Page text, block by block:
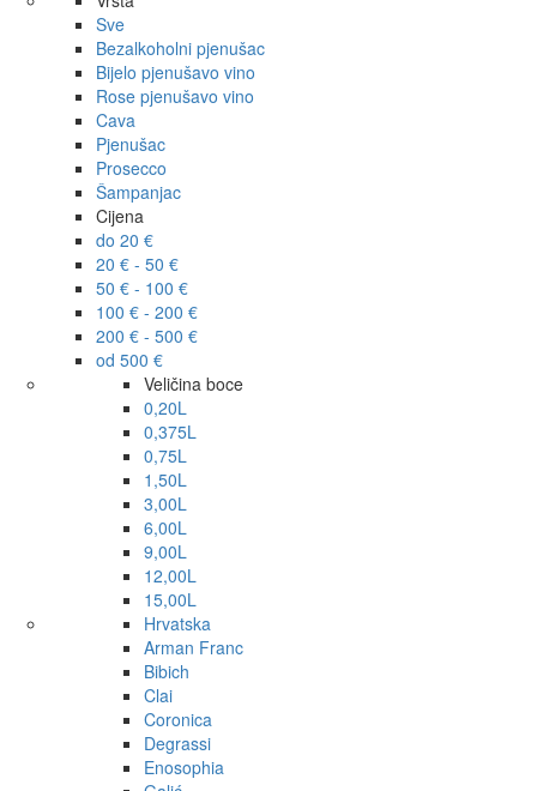
Sve
Bezalkoholni pjenušac
Bijelo pjenušavo vino
Rose pjenušavo vino
Cava
Pjenušac
Prosecco
Šampanjac
Cijena
do 20 €
20 € - 50 €
50 € - 100 €
100 € - 200 €
200 € - 500 €
od 500 €
Veličina boce
0,20L
0,375L
0,75L
1,50L
3,00L
6,00L
9,00L
12,00L
15,00L
Hrvatska
Arman Franc
Bibich
Clai
Coronica
Degrassi
Enosophia